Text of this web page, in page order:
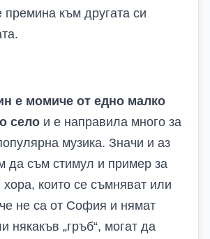
към другата си
е момиче от едно малко
село и е направила много за
музика. Значи и аз
да съм стимул и пример за
които се съмняват или
не са от София и нямат
някакъв „гръб“, могат да